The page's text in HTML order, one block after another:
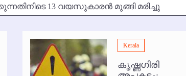
13 വയസുകാരന്‍ മുങ്ങി മരിച്ചു
മുതല്‍
ഇല്ല
Kerala
കൃഷ്ണഗിരി